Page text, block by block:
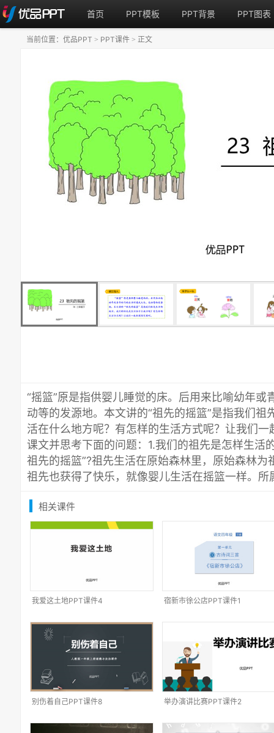
首页 PPT模板 PPT背景 PPT图表
“摇篮”原是指供婴儿睡觉的床。后用来比喻幼年
动等的发源地。本文讲的“祖先的摇篮”是指我们
活在什么地方呢？有怎样的生活方式呢？让我们
课文并思考下面的问题：1.我们的祖先是怎样生活
祖先的摇篮”?祖先生活在原始森林里，原始森林
祖先也获得了快乐，就像婴儿生活在摇篮一样。所
当前位置： 优品PPT > PPT课件 > 正文
相关课件
我爱这土地PPT课件4 宿新市徐公店PPT课件1
别伤着自己PPT课件8 举办演讲比赛PPT课件2